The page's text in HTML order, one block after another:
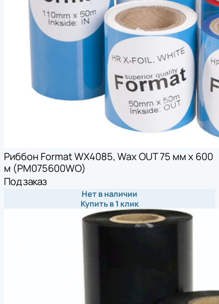
Риббон Format WX4085, Wax OUT 75 мм х 600
м (PM075600WO)
Под заказ
Нет в наличии
Купить в 1 клик